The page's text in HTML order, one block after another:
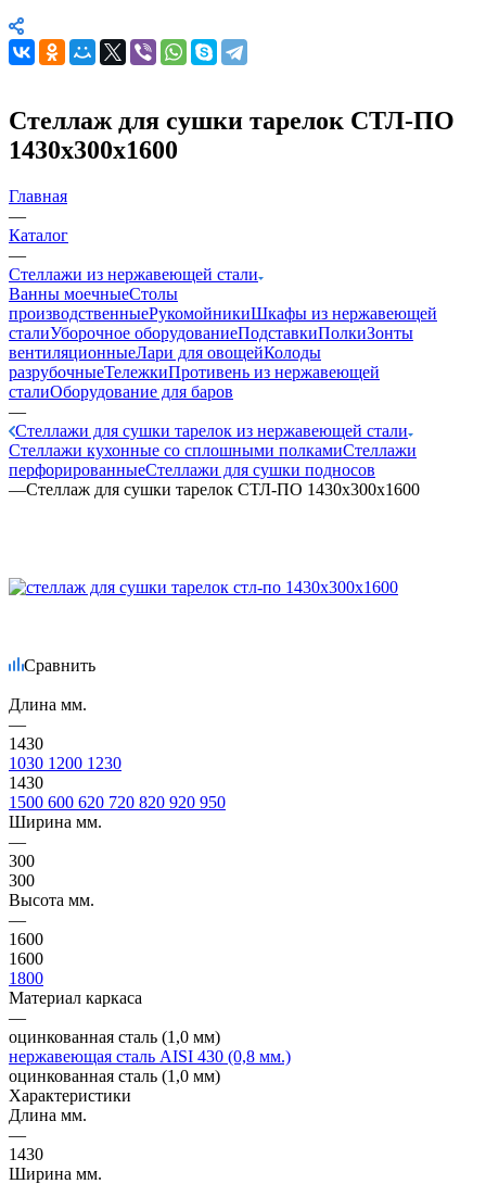
Стеллаж для сушки тарелок СТЛ-ПО
1430х300х1600
Главная
—
Каталог
—
Стеллажи из нержавеющей стали
Ванны моечныеСтолы
производственныеРукомойникиШкафы из нержавеющей
сталиУборочное оборудованиеПодставкиПолкиЗонты
вентиляционныеЛари для овощейКолоды
разрубочныеТележкиПротивень из нержавеющей
сталиОборудование для баров
—
Стеллажи для сушки тарелок из нержавеющей стали
Стеллажи кухонные со сплошными полкамиСтеллажи
перфорированныеСтеллажи для сушки подносов
—Стеллаж для сушки тарелок СТЛ-ПО 1430х300х1600
Сравнить
Длина мм.
—
1430
1030 1200 1230
1430
1500 600 620 720 820 920 950
Ширина мм.
—
300
300
Высота мм.
—
1600
1600
1800
Материал каркаса
—
оцинкованная сталь (1,0 мм)
нержавеющая сталь AISI 430 (0,8 мм.)
оцинкованная сталь (1,0 мм)
Характеристики
Длина мм.
—
1430
Ширина мм.